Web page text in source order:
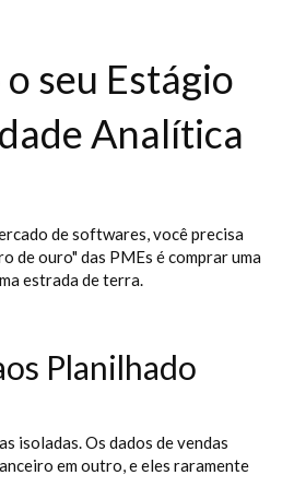
seu Estágio
Analítica
de softwares, você precisa
de ouro" das PMEs é comprar uma
estrada de terra.
Planilhado
isoladas. Os dados de vendas
em outro, e eles raramente